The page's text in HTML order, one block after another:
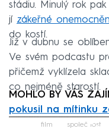
stádiu. Minulý rok
jí zákeřné
do kostí.
Již v dubnu se
Ve svém podcastu
přičemž vyklízela
co nejméně starostí.
MOHLO BY VÁS
pokusil na mítinku
film společnost